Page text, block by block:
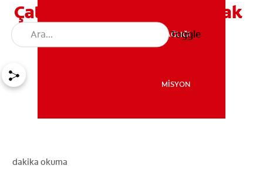
MİSYON
AĞIZ SAĞLIĞI
MİSYON
Toggle
Çatlak Diş Sendromu Çatlak
Diş Nedenleri & Tedavisi
dakika okuma